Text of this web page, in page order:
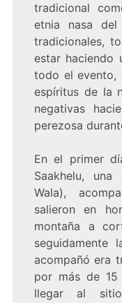
tradicional
etnia nasa del
tradicionales,
estar haciendo
todo el evento,
espíritus de la
negativas
perezosa
En el primer
Saakhelu,
Wala),
salieron en
montaña a
acompañó era
por más de 15
llegar al